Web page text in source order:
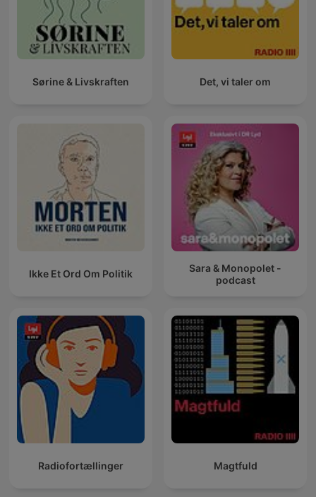
Sørine & Livskraften Det, vi taler om
Ikke Et Ord Om Politik
Sara & Monopolet -
podcast
Radiofortællinger Magtfuld